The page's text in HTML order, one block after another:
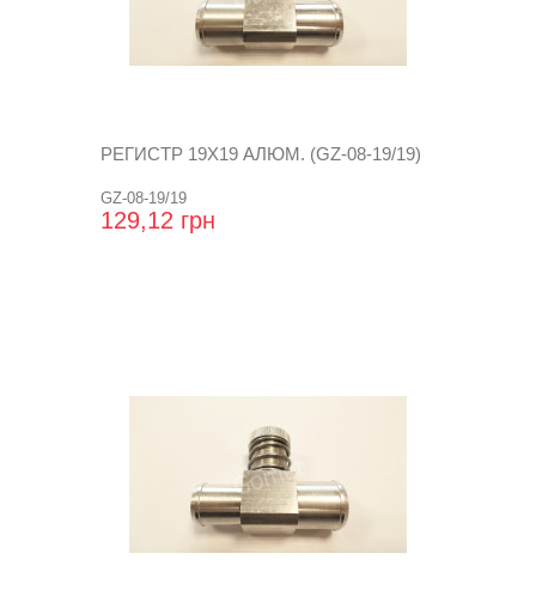
РЕГИСТР 19Х19 АЛЮМ. (GZ-08-19/19)
GZ-08-19/19
129,12 грн